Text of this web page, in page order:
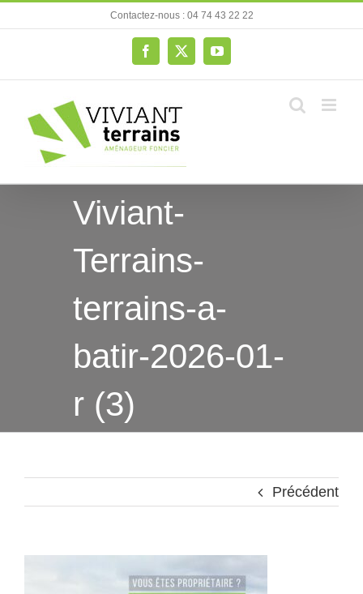
au
Contactez-nous : 04 74 43 22 22
Facebook
X YouTube
Viviant-
Terrains-
terrains-a-
batir-2026-01-
r (3)
Précédent